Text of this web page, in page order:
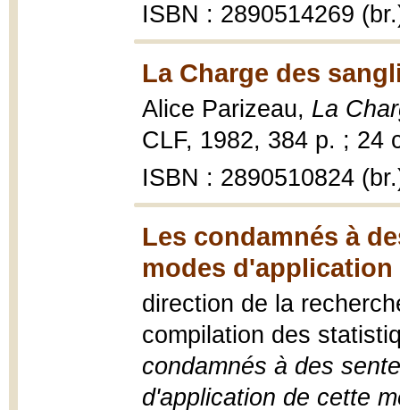
ISBN : 2890514269
La Charge des
Alice Parizeau, La
CLF, 1982, 384 p. ; 24
ISBN : 2890510824
Les condamnés à
modes d'application
direction de la
compilation des
condamnés à des
d'application de cette